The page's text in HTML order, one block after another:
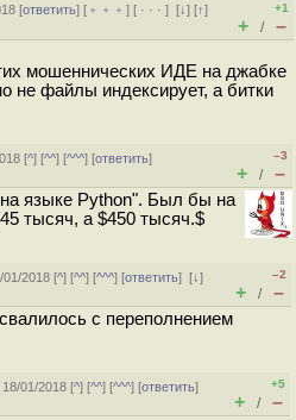
[ответить] [ ﹢﹢﹢] [ · · ·][↓] [↑]
+1
+ / –
мошеннических ИДЕ на джабке
не файлы индексирует, а битки
[^] [^^] [^^^] [ответить]
–3
+ / –
языке Python". Был бы на
тысяч, а $450 тысяч.$
01/2018 [^] [^^] [^^^] [ответить][↓]
–2
+ / –
с переполнением
01/2018 [^] [^^] [^^^] [ответить]
+5
+ / –